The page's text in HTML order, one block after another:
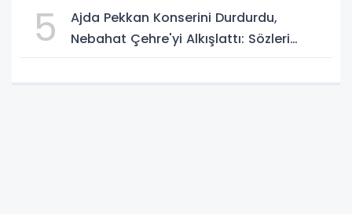
5
Ajda Pekkan Konserini Durdurdu,
Nebahat Çehre'yi Alkışlattı: Sözleri